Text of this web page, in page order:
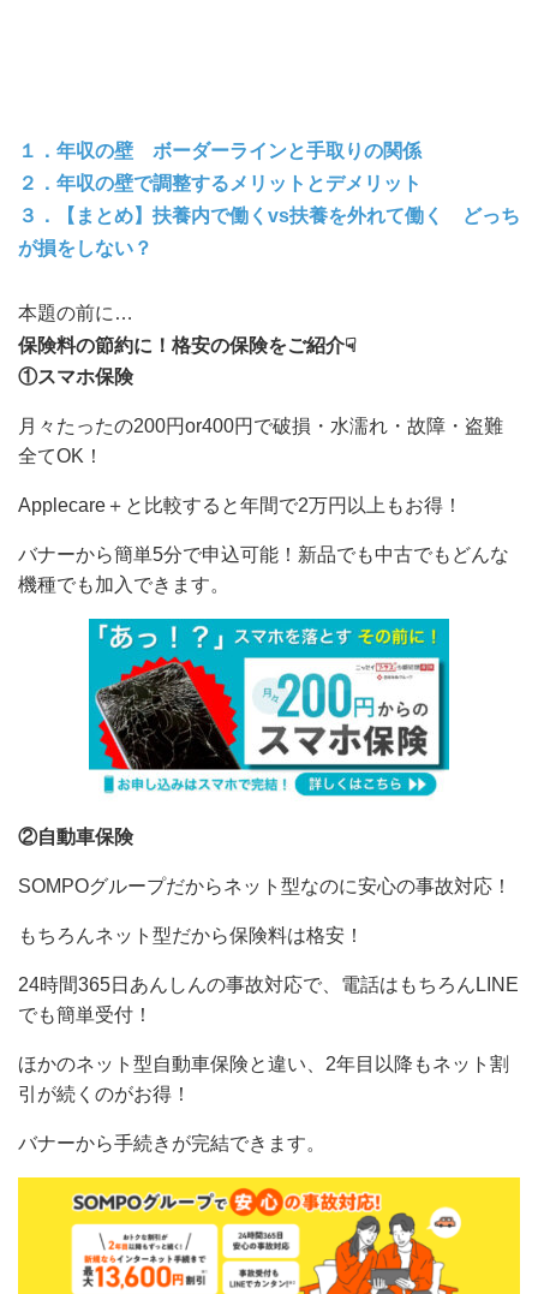
１．年収の壁 ボーダーラインと手取りの関係
２．年収の壁で調整するメリットとデメリット
３．【まとめ】扶養内で働くvs扶養を外れて働く どっち
が損をしない？
本題の前に…
保険料の節約に！格安の保険をご紹介☟
①スマホ保険
月々たったの200円or400円で破損・水濡れ・故障・盗難
全てOK！
Applecare＋と比較すると年間で2万円以上もお得！
バナーから簡単5分で申込可能！新品でも中古でもどんな
機種でも加入できます。
②自動車保険
SOMPOグループだからネット型なのに安心の事故対応！
もちろんネット型だから保険料は格安！
24時間365日あんしんの事故対応で、電話はもちろんLINE
でも簡単受付！
ほかのネット型自動車保険と違い、2年目以降もネット割
引が続くのがお得！
バナーから手続きが完結できます。